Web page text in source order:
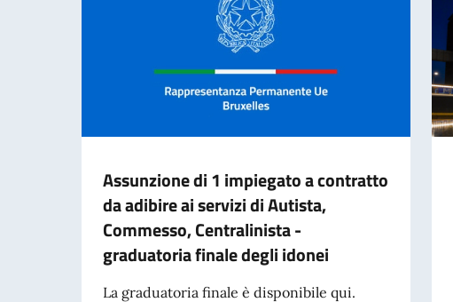
Assunzione di 1 impiegato a contratto
da adibire ai servizi di Autista,
Commesso, Centralinista -
graduatoria finale degli idonei
La graduatoria finale è disponibile qui.